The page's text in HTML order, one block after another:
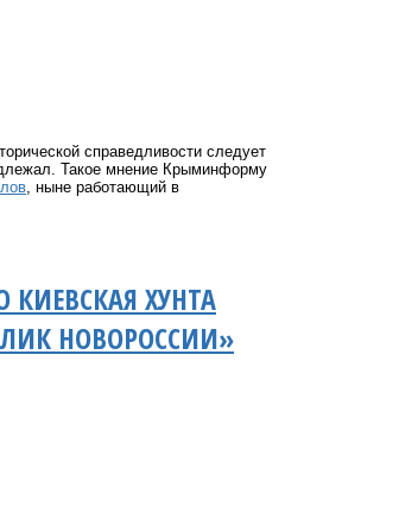
справедливости следует
Такое мнение Крыминформу
, ныне работающий в
ХУНТА
НОВОРОССИИ»